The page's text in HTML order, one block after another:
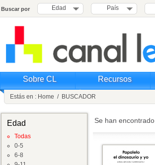
Buscar por Edad País
Sobre CL Recursos
Estás en : Home / BUSCADOR
Edad
Todas
0-5
6-8
Se han encontrado